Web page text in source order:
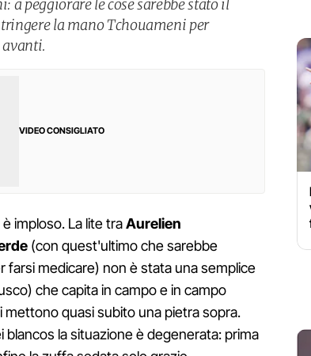
a peggiorare le cose sarebbe stato il
la mano Tchouameni per
avanti.
VIDEO CONSIGLIATO
è imploso. La lite traAurelien
(con quest'ultimo che sarebbe
farsi medicare) non è stata una semplice
che capita in campo e in campo
quasi subito una pietra sopra.
la situazione è degenerata: prima